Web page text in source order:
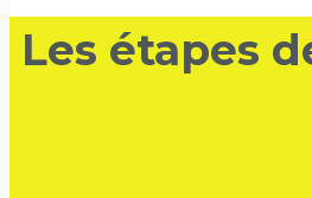
Les étapes